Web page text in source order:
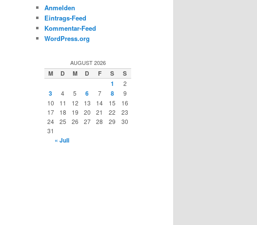
Anmelden
Eintrags-Feed
Kommentar-Feed
WordPress.org
AUGUST 2026
M D M D F S
S
1
2
3 4 5 6 7 8
9
10
11 12 13 14 15
16
17
18 19 20 21 22
23
24
25 26 27 28 29
30
31
« Juli